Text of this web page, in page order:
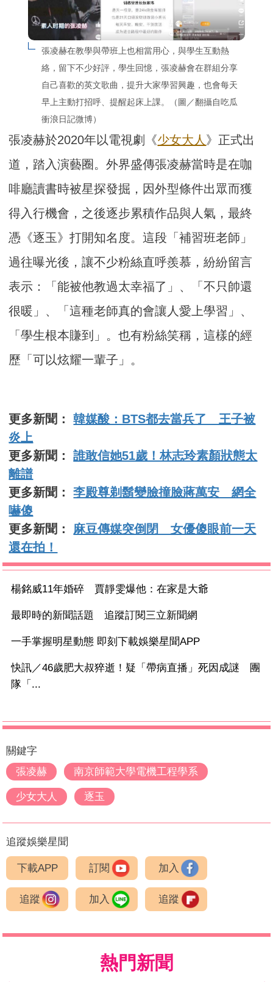
張凌赫在教學與帶班上也相當用心，與學生互動熱
絡，留下不少好評，學生回憶，張凌赫會在群組分享
自己喜歡的英文歌曲，提升大家學習興趣，也會每天
早上主動打招呼、提醒起床上課。（圖／翻攝自吃瓜
衝浪日記微博）
張凌赫於2020年以電視劇《少女大人 》正式出
道，踏入演藝圈。外界盛傳張凌赫當時是在咖
啡廳讀書時被星探發掘，因外型條件出眾而獲
得入行機會，之後逐步累積作品與人氣，最終
憑《逐玉》打開知名度。這段「補習班老師」
過往曝光後，讓不少粉絲直呼羨慕，紛紛留言
表示：「能被他教過太幸福了」、「不只帥還
很暖」、「這種老師真的會讓人愛上學習」、
「學生根本賺到」。也有粉絲笑稱，這樣的經
歷「可以炫耀一輩子」。
更多新聞：韓媒酸：BTS都去當兵了 王子被
炎上
更多新聞：誰敢信她51歲！林志玲素顏狀態太
離譜
更多新聞：李殿尊剃鬍變臉撞臉蔣萬安 網全
嚇傻
更多新聞： 麻豆傳媒突倒閉 女優傻眼前一天
還在拍！
楊銘威11年婚碎 賈靜雯爆他：在家是大爺
最即時的新聞話題 追蹤訂閱三立新聞網
一手掌握明星動態 即刻下載娛樂星聞APP
快訊／46歲肥大叔猝逝！疑「帶病直播」死因成謎 團
隊「...
關鍵字
張凌赫
南京師範大學電機工程學系
少女大人 逐玉
追蹤娛樂星聞
下載APP 訂閱 加入
追蹤 加入 追蹤
熱門新聞